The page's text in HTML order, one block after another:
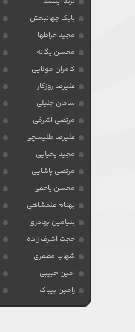
بابک جهانبخش
مجید خراطها
محسن یگانه
کامران مولایی
علیرضا روزگار
سامان جلیلی
مرتضی اشرفی
علیرضا طلیسچی
مجید یحیایی
مرتضی پاشایی
محسن یاحقی
بهنام علمشاهی
بنیامین بهادری
حجت اشرف زاده
شهاب مظفری
امین حبیبی
رامین بیباک